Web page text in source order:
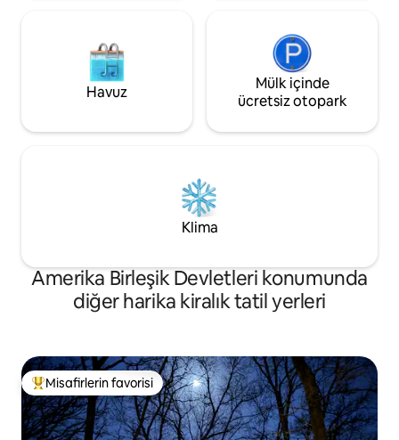
Havuz
Mülk içinde
ücretsiz otopark
Klima
Amerika Birleşik Devletleri konumunda
diğer harika kiralık tatil yerleri
Misafirlerin favorilerinden en beğenilenler arasında
Misafirlerin favorisi